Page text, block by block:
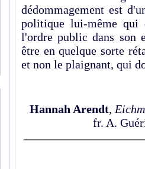
dédommagement est
politique lui-même qui
l'ordre public dans son
être en quelque sorte
et non le plaignant, qui
Hannah Arendt,
fr. A.